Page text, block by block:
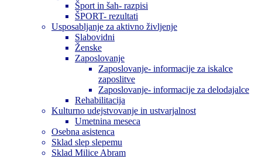
Šport in šah- razpisi
ŠPORT- rezultati
Usposabljanje za aktivno življenje
Slabovidni
Ženske
Zaposlovanje
Zaposlovanje- informacije za iskalce
zaposlitve
Zaposlovanje- informacije za delodajalce
Rehabilitacija
Kulturno udejstvovanje in ustvarjalnost
Umetnina meseca
Osebna asistenca
Sklad slep slepemu
Sklad Milice Abram